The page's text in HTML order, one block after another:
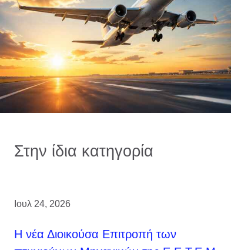
Στην ίδια κατηγορία
Ιουλ 24, 2026
H νέα Διοικούσα Επιτροπή των